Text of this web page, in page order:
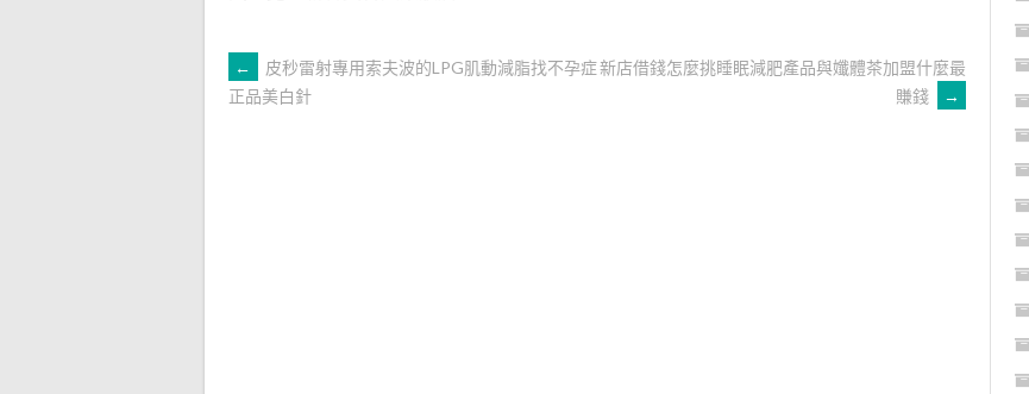
文
←
皮秒雷射專用索夫波的LPG肌動減脂找不孕症
正品美白針
新店借錢怎麼挑睡眠減肥產品與孅體茶加盟什麼最
賺錢
→